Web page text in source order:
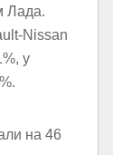
Лада.
Nissan
у